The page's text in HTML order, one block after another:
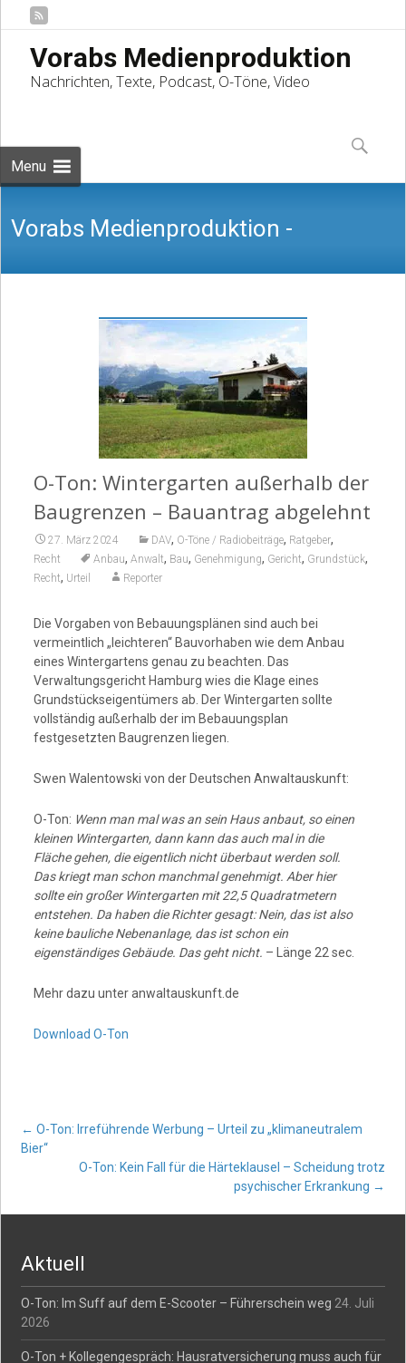
Vorabs Medienproduktion
Nachrichten, Texte, Podcast, O-Töne, Video
Menu
to
content
Suchen
nach:
Vorabs Medienproduktion -
Nachrichten, Texte, Podcast, O-Töne,
O-Ton: Wintergarten außerhalb der
Baugrenzen – Bauantrag abgelehnt
27. März 2024 DAV, O-Töne / Radiobeiträge, Ratgeber,
Recht Anbau, Anwalt, Bau, Genehmigung, Gericht, Grundstück,
Recht, Urteil Reporter
Die Vorgaben von Bebauungsplänen sind auch bei
vermeintlich „leichteren“ Bauvorhaben wie dem Anbau
eines Wintergartens genau zu beachten. Das
Verwaltungsgericht Hamburg wies die Klage eines
Grundstückseigentümers ab. Der Wintergarten sollte
vollständig außerhalb der im Bebauungsplan
festgesetzten Baugrenzen liegen.
Swen Walentowski von der Deutschen Anwaltauskunft:
O-Ton: Wenn man mal was an sein Haus anbaut, so einen
kleinen Wintergarten, dann kann das auch mal in die
Fläche gehen, die eigentlich nicht überbaut werden soll.
Das kriegt man schon manchmal genehmigt. Aber hier
sollte ein großer Wintergarten mit 22,5 Quadratmetern
entstehen. Da haben die Richter gesagt: Nein, das ist also
keine bauliche Nebenanlage, das ist schon ein
eigenständiges Gebäude. Das geht nicht. – Länge 22 sec.
Mehr dazu unter anwaltauskunft.de
Download O-Ton
Post
navigation
← O-Ton: Irreführende Werbung – Urteil zu „klimaneutralem
Bier“
O-Ton: Kein Fall für die Härteklausel – Scheidung trotz
psychischer Erkrankung →
Aktuell
O-Ton: Im Suff auf dem E-Scooter – Führerschein weg 24. Juli
2026
O-Ton + Kollegengespräch: Hausratversicherung muss auch für